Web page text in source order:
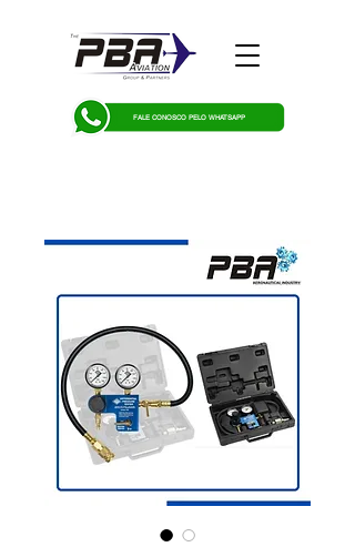
FALE CONOSCO PELO WHATSAPP